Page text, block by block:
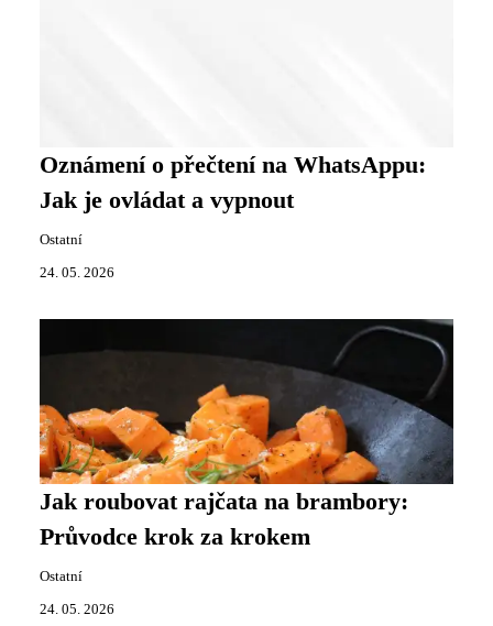
Oznámení o přečtení na WhatsAppu:
Jak je ovládat a vypnout
Ostatní
24. 05. 2026
Jak roubovat rajčata na brambory:
Průvodce krok za krokem
Ostatní
24. 05. 2026